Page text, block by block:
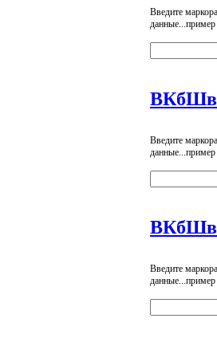
Введите
Введите
Введите